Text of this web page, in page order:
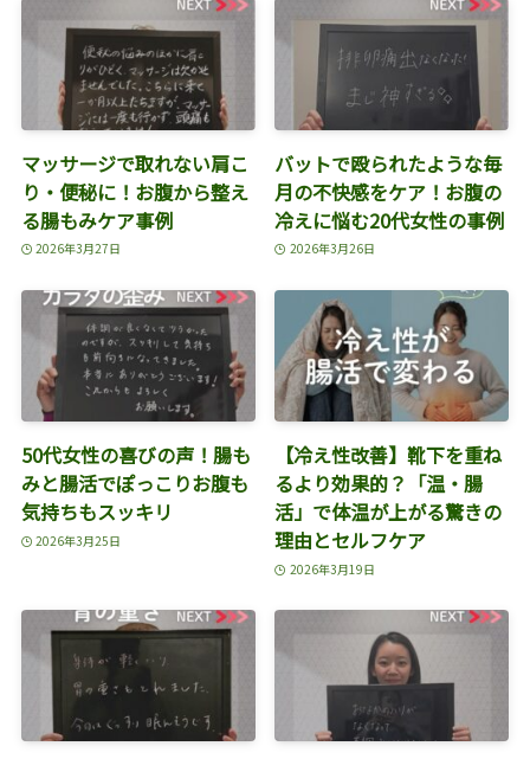
マッサージで取れない肩こ
り・便秘に！お腹から整え
る腸もみケア事例
2026年3月27日
バットで殴られたような毎
月の不快感をケア！お腹の
冷えに悩む20代女性の事例
2026年3月26日
50代女性の喜びの声！腸も
みと腸活でぽっこりお腹も
気持ちもスッキリ
2026年3月25日
【冷え性改善】靴下を重ね
るより効果的？「温・腸
活」で体温が上がる驚きの
理由とセルフケア
2026年3月19日